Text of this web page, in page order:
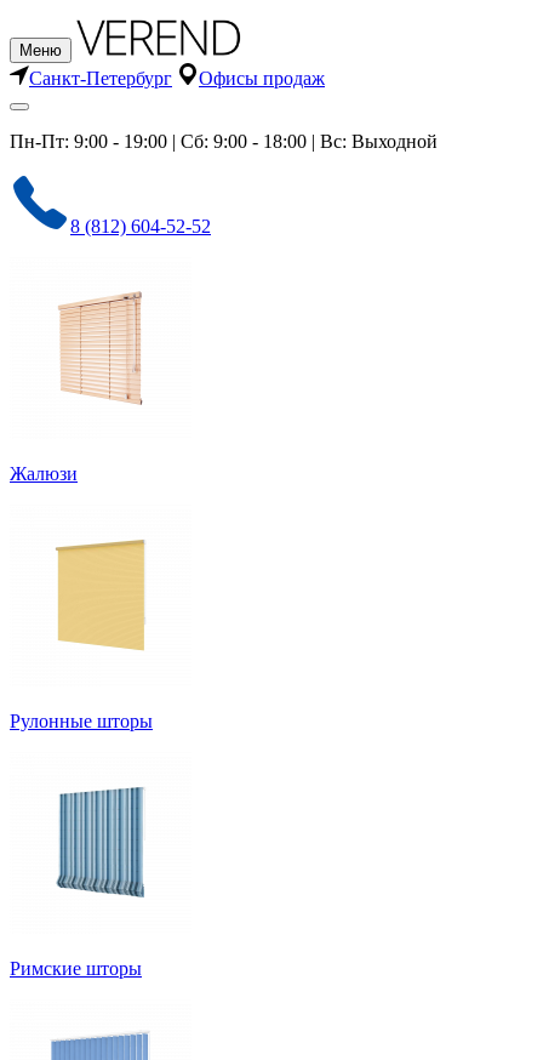
Меню
Санкт-Петербург Офисы продаж
Пн-Пт: 9:00 - 19:00 | Сб: 9:00 - 18:00 | Вс: Выходной
8 (812) 604-52-52
Жалюзи
Рулонные шторы
Римские шторы